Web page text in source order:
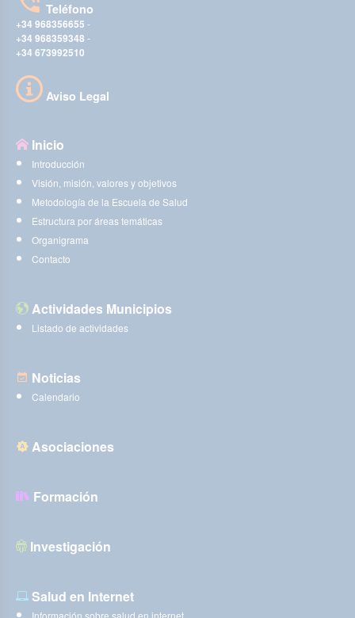
Teléfono
+34 968356655 -
+34 968359348 -
+34 673992510
Aviso Legal
Inicio
Introducción
Visión, misión, valores y objetivos
Metodología de la Escuela de Salud
Estructura por áreas temáticas
Organigrama
Contacto
Actividades Municipios
Listado de actividades
Noticias
Calendario
Asociaciones
Formación
Investigación
Salud en Internet